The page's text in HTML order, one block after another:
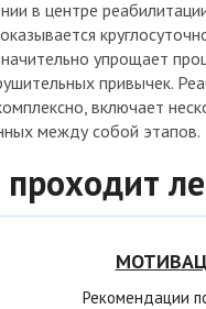
в центре
упрощает
привычек.
включает
между собой этапов.
Рекомендации